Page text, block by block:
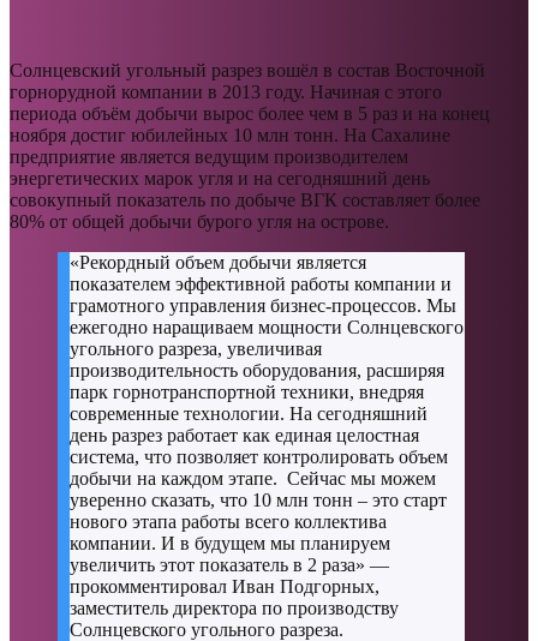
Солнцевский угольный разрез вошёл в состав Восточной
горнорудной компании в 2013 году. Начиная с этого
периода объём добычи вырос более чем в 5 раз и на конец
ноября достиг юбилейных 10 млн тонн. На Сахалине
предприятие является ведущим производителем
энергетических марок угля и на сегодняшний день
совокупный показатель по добыче ВГК составляет более
80% от общей добычи бурого угля на острове.
«Рекордный объем добычи является
показателем эффективной работы компании и
грамотного управления бизнес-процессов. Мы
ежегодно наращиваем мощности Солнцевского
угольного разреза, увеличивая
производительность оборудования, расширяя
парк горнотранспортной техники, внедряя
современные технологии. На сегодняшний
день разрез работает как единая целостная
система, что позволяет контролировать объем
добычи на каждом этапе. Сейчас мы можем
уверенно сказать, что 10 млн тонн – это старт
нового этапа работы всего коллектива
компании. И в будущем мы планируем
увеличить этот показатель в 2 раза» —
прокомментировал Иван Подгорных,
заместитель директора по производству
Солнцевского угольного разреза.